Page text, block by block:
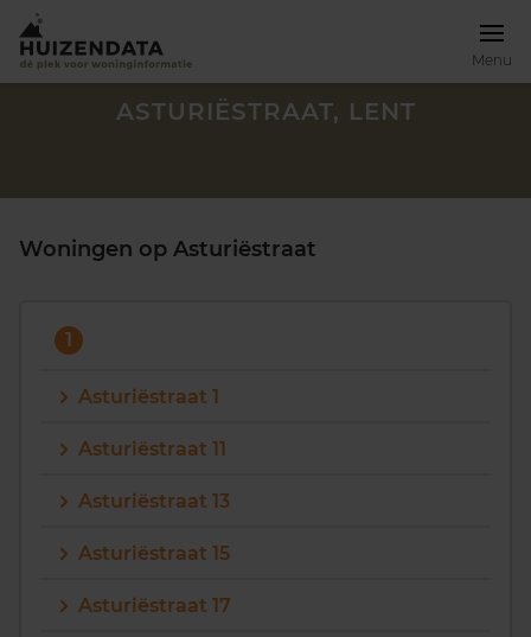
Menu
ASTURIËSTRAAT, LENT
Woningen op Asturiëstraat
1
Asturiëstraat 1
Asturiëstraat 11
Asturiëstraat 13
Asturiëstraat 15
Asturiëstraat 17